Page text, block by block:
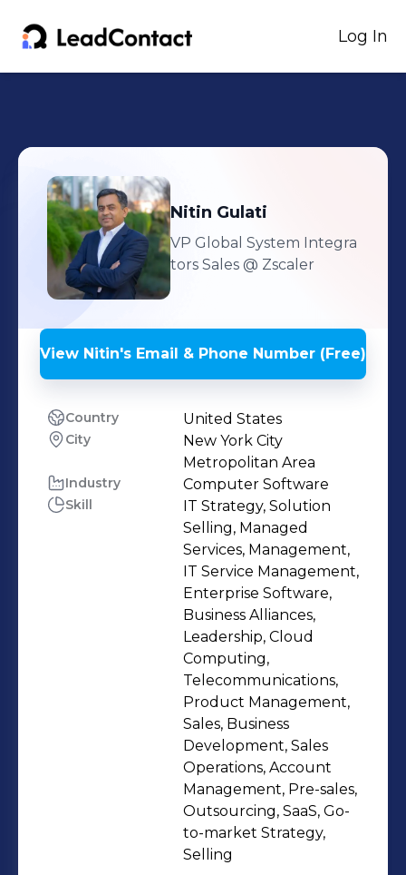
Log In
Nitin Gulati
VP Global System Integra
tors Sales @ Zscaler
View Nitin's Email & Phone Number (Free)
Country United States
City
New York City
Metropolitan Area
Industry Computer Software
Skill
IT Strategy, Solution
Selling, Managed
Services, Management,
IT Service Management,
Enterprise Software,
Business Alliances,
Leadership, Cloud
Computing,
Telecommunications,
Product Management,
Sales, Business
Development, Sales
Operations, Account
Management, Pre-sales,
Outsourcing, SaaS, Go-
to-market Strategy,
Selling